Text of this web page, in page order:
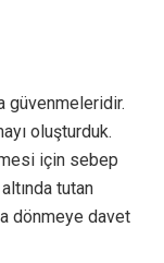
güvenmeleridir.
oluşturduk.
için sebep
tutan
dönmeye davet